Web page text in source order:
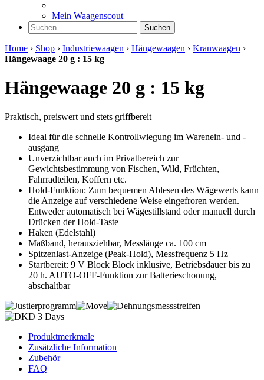
Mein Waagenscout
Suchen
Home › Shop › Industriewaagen › Hängewaagen › Kranwaagen ›
Hängewaage 20 g : 15 kg
Hängewaage 20 g : 15 kg
Praktisch, preiswert und stets griffbereit
Ideal für die schnelle Kontrollwiegung im Warenein- und -
ausgang
Unverzichtbar auch im Privatbereich zur
Gewichtsbestimmung von Fischen, Wild, Früchten,
Fahrradteilen, Koffern etc.
Hold-Funktion: Zum bequemen Ablesen des Wägewerts kann
die Anzeige auf verschiedene Weise eingefroren werden.
Entweder automatisch bei Wägestillstand oder manuell durch
Drücken der Hold-Taste
Haken (Edelstahl)
Maßband, herausziehbar, Messlänge ca. 100 cm
Spitzenlast-Anzeige (Peak-Hold), Messfrequenz 5 Hz
Startbereit: 9 V Block Block inklusive, Betriebsdauer bis zu
20 h. AUTO-OFF-Funktion zur Batterieschonung,
abschaltbar
Produktmerkmale
Zusätzliche Information
Zubehör
FAQ